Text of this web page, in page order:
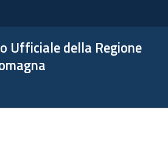
Ufficiale della Regione